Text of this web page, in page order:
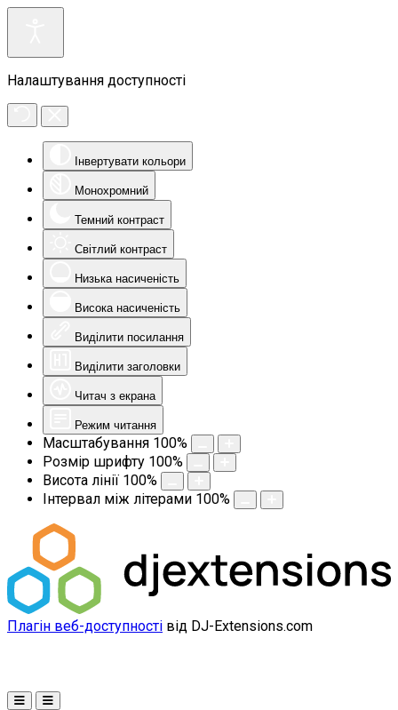
Налаштування доступності
Інвертувати кольори
Монохромний
Темний контраст
Світлий контраст
Низька насиченість
Висока насиченість
Виділити посилання
Виділити заголовки
Читач з екрана
Режим читання
Масштабування 100%
Розмір шрифту 100%
Висота лінії 100%
Інтервал між літерами 100%
Плагін веб-доступності від DJ-Extensions.com